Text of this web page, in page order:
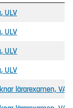
ULV
ULV
ULV
ULV
lärarexamen, VAL